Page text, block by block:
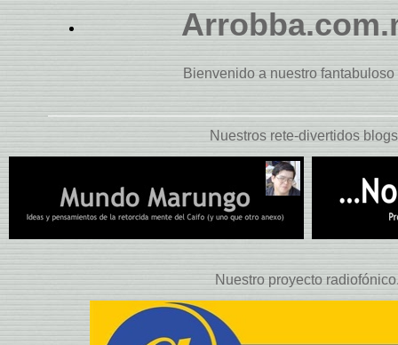
Bienvenido a nuestro fantabuloso
Nuestros rete-divertidos
Nuestro proyecto